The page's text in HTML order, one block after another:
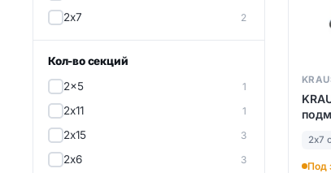
2х7 2
Кол-во секций
2x5
1
2х11 1
2х15 3
2х6 3
2х7
Под